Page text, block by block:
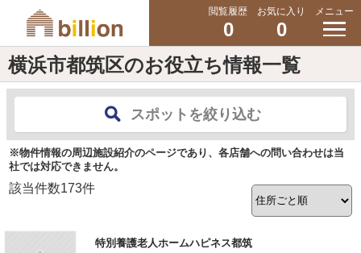
閲覧履歴
0
お気に入り
0
メニュー
横浜市都筑区のお役立ち情報一覧
スポットを絞り込む
※物件情報の周辺施設紹介のページであり、各店舗への問い合わせは当
社では対応できません。
該当件数173件
特別養護老人ホームハピネス都筑